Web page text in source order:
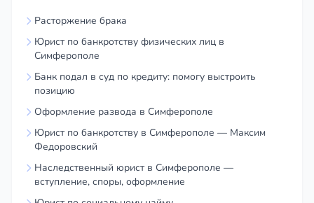
Расторжение брака
Юрист по банкротству физических лиц в
Симферополе
Банк подал в суд по кредиту: помогу выстроить
позицию
Оформление развода в Симферополе
Юрист по банкротству в Симферополе — Максим
Федоровский
Наследственный юрист в Симферополе —
вступление, споры, оформление